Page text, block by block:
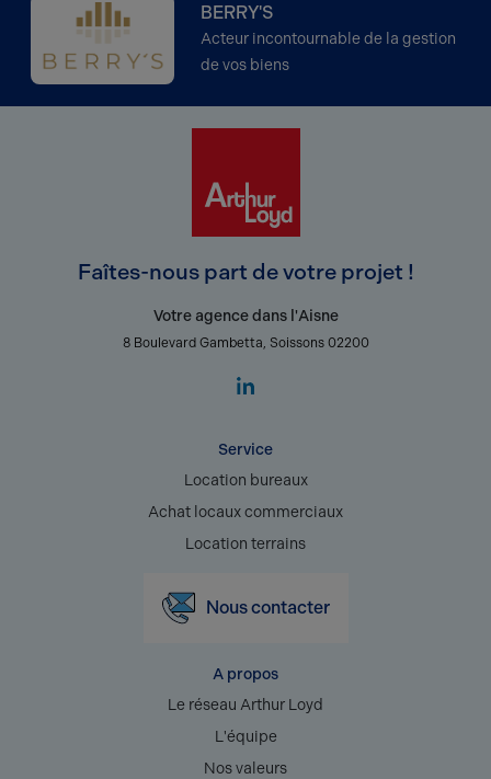
BERRY'S
Acteur incontournable de la gestion
de vos biens
Faîtes-nous part de votre projet !
Votre agence dans l'Aisne
8 Boulevard Gambetta, Soissons 02200
Service
Location bureaux
Achat locaux commerciaux
Location terrains
Nous contacter
A propos
Le réseau Arthur Loyd
L'équipe
Nos valeurs